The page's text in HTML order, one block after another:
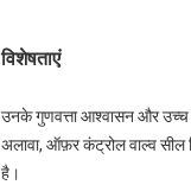
विशेषताएं
उनके गुणवत्ता आश्वासन और उच्च
अलावा, ऑफ़र कंट्रोल वाल्व सील
है।